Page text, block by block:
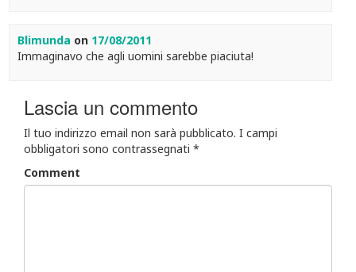
Blimunda on 17/08/2011
Immaginavo che agli uomini sarebbe piaciuta!
Lascia un commento
Il tuo indirizzo email non sarà pubblicato. I campi
obbligatori sono contrassegnati *
Comment